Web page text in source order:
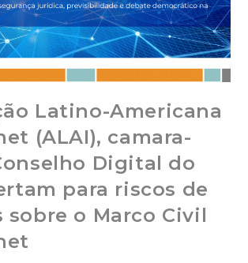
Latino-Americana
(ALAI), camara-
Digital do
para riscos de
sobre o Marco Civil